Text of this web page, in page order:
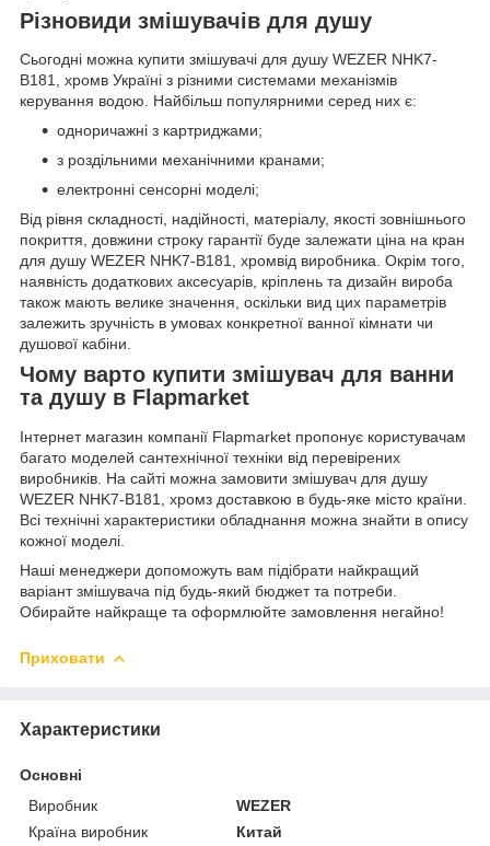
Різновиди змішувачів для душу
Сьогодні можна купити змішувачі для душу WEZER NHK7-
B181, хромв Україні з різними системами механізмів
керування водою. Найбільш популярними серед них є:
одноричажні з картриджами;
з роздільними механічними кранами;
електронні сенсорні моделі;
Від рівня складності, надійності, матеріалу, якості зовнішнього
покриття, довжини строку гарантії буде залежати ціна на кран
для душу WEZER NHK7-B181, хромвід виробника. Окрім того,
наявність додаткових аксесуарів, кріплень та дизайн вироба
також мають велике значення, оскільки вид цих параметрів
залежить зручність в умовах конкретної ванної кімнати чи
душової кабіни.
Чому варто купити змішувач для ванни
та душу в Flapmarket
Інтернет магазин компанії Flapmarket пропонує користувачам
багато моделей сантехнічної техніки від перевірених
виробників. На сайті можна замовити змішувач для душу
WEZER NHK7-B181, хромз доставкою в будь-яке місто країни.
Всі технічні характеристики обладнання можна знайти в опису
кожної моделі.
Наші менеджери допоможуть вам підібрати найкращий
варіант змішувача під будь-який бюджет та потреби.
Обирайте найкраще та оформлюйте замовлення негайно!
Приховати
Характеристики
Основні
Виробник
WEZER
Країна виробник
Китай